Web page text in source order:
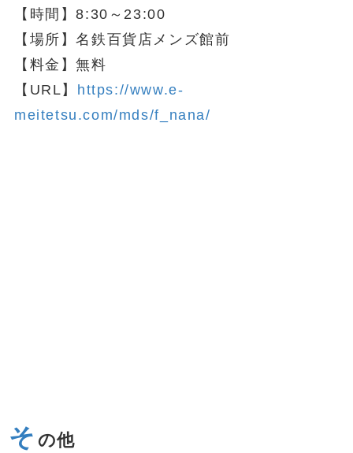
【時間】8:30～23:00
【場所】名鉄百貨店メンズ館前
【料金】無料
【URL】 https://www.e-
meitetsu.com/mds/f_nana/
そ の他